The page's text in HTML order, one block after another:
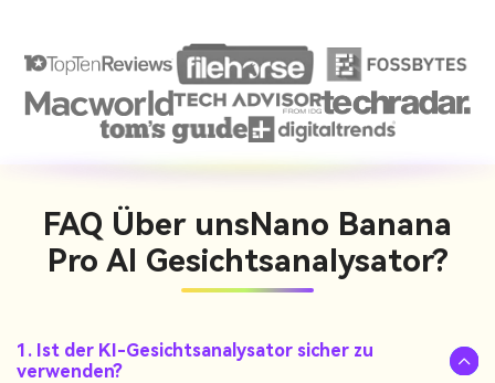
FAQ Über unsNano Banana
Pro AI Gesichtsanalysator?
1. Ist der KI-Gesichtsanalysator sicher zu
verwenden?